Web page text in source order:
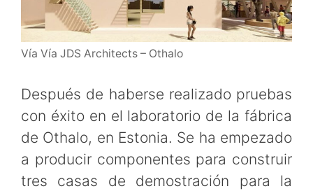
Vía Vía JDS Architects – Othalo
Después de haberse realizado pruebas
con éxito en el laboratorio de la fábrica
de Othalo, en Estonia. Se ha empezado
a producir componentes para construir
tres casas de demostración para la